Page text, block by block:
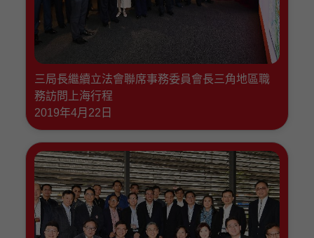
三局長繼續立法會聯席事務委員會長三角地區職
務訪問上海行程
2019年4月22日